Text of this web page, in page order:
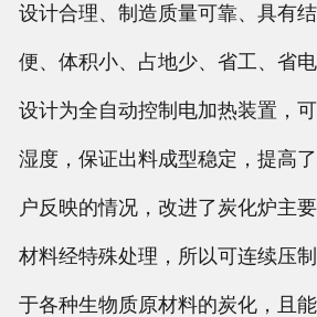
设计合理、制造质量可靠、具有
便、体积小、占地少、省工、省
设计为全自动控制电加热装置，
湿度，保证出料成型稳定，提高
户反映的情况，改进了炭化炉主
材料经特殊处理，所以可连续压
于各种生物质原材料的炭化，且